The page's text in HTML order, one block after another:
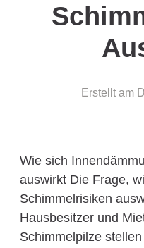
Erstellt am
Wie sich
auswirkt Die Frage,
Schimmelrisiken
Hausbesitzer und
Schimmelpilze